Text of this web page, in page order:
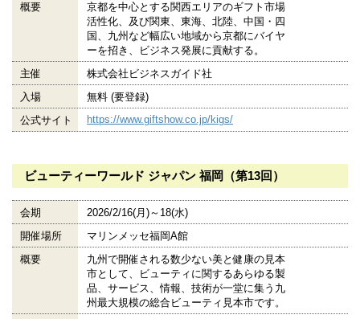
概要
京都を中心とする関西エリアのギフト市場
活性化、及び関東、東海、北陸、中国・四
国、九州など幅広い地域から京都にバイヤ
ーを招き、ビジネス発展に貢献する。
主催
株式会社ビジネスガイド社
入場
無料 (要登録)
公式サイト
https://www.giftshow.co.jp/kigs/
ビューティーワールド ジャパン 福岡（第13回）
会期
2026/2/16(月)～18(水)
開催場所
マリンメッセ福岡A館
概要
九州で開催される数少ない美と健康の見本
市として、ビューティに関するあらゆる製
品、サービス、情報、技術が一堂に集う九
州最大規模の総合ビューティ見本市です。